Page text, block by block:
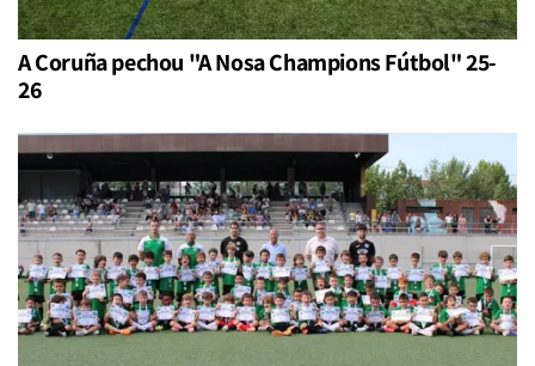
A Coruña pechou "A Nosa Champions Fútbol" 25-
26